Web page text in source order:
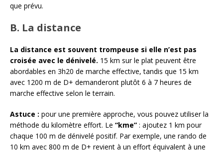
que prévu.
B. La distance
La distance est souvent trompeuse si elle n’est pas
croisée avec le dénivelé. 15 km sur le plat peuvent être
abordables en 3h20 de marche effective, tandis que 15 km
avec 1200 m de D+ demanderont plutôt 6 à 7 heures de
marche effective selon le terrain.
Astuce : pour une première approche, vous pouvez utiliser la
méthode du kilomètre effort. Le “kme” : ajoutez 1 km pour
chaque 100 m de dénivelé positif. Par exemple, une rando de
10 km avec 800 m de D+ revient à un effort équivalent à une